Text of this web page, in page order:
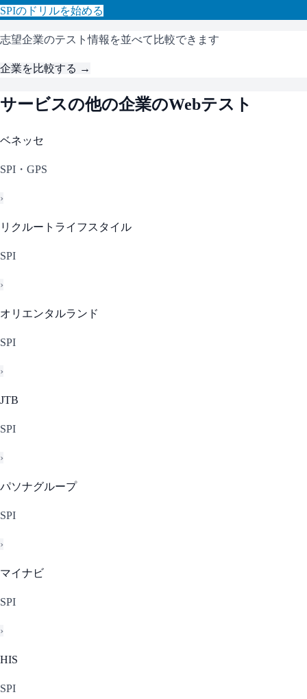
SPIのドリルを始める
志望企業のテスト情報を並べて比較できます
企業を比較する →
サービスの他の企業のWebテスト
ベネッセ
SPI・GPS
›
リクルートライフスタイル
SPI
›
オリエンタルランド
SPI
›
JTB
SPI
›
パソナグループ
SPI
›
マイナビ
SPI
›
HIS
SPI